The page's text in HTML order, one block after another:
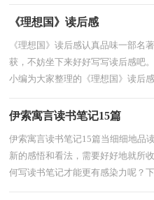
《理想国》读后感
《理想国》读后感认真品味一部名
获，不妨坐下来好好写写读后感吧
小编为大家整理的《理想国》读后
伊索寓言读书笔记15篇
伊索寓言读书笔记15篇当细细地品
新的感悟和看法，需要好好地就所
何写读书笔记才能更有感染力呢？